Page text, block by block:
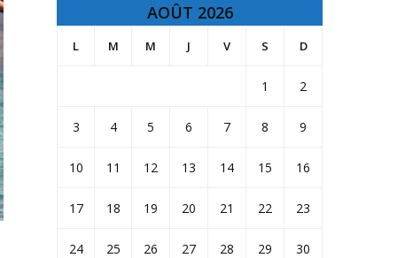
AOÛT 2026
L M M J V S D
1 2
3 4 5 6 7 8 9
10 11 12 13 14 15 16
17 18 19 20 21 22 23
24 25 26 27 28 29 30